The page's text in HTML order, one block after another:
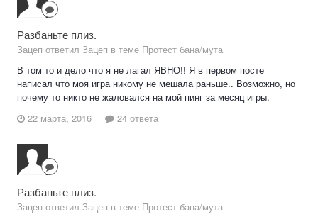
Разбаньте плиз.
Зацеп ответил Зацеп в теме Протест бана/мута
В том то и дело что я не лагал ЯВНО!! Я в первом посте
написал что моя игра никому не мешала раньше.. Возможно, но
почему то никто не жаловался на мой пинг за месяц игры.
22 марта, 2016
24 ответа
Разбаньте плиз.
Зацеп ответил Зацеп в теме Протест бана/мута